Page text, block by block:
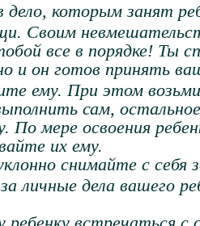
которым занят
Своим
все в порядке! Ты
и он готов принять
ему. При этом
сам,
По мере освоения
их ему.
снимайте с себя
личные дела вашего